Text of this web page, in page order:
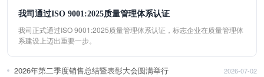
我司通过ISO 9001:2025质量管理体系认证
我司正式通过ISO 9001:2025质量管理体系认证，标志企业在质量管理体
系建设上迈出重要一步。
2026年第二季度销售总结暨表彰大会圆满举行 2026-07-02